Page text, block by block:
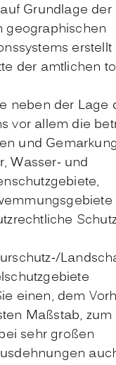
Grundlage
geographischen
erstellt
der amtlichen
neben der Lage
vor allem die
und
Wasser- und
einen, dem
Maßstab,
sehr großen